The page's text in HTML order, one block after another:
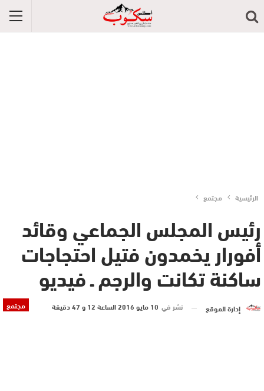
الرئيسية مجتمع
رئيس المجلس الجماعي وقائد
أفورار يخمدون فتيل احتجاجات
ساكنة تكانت والرجم ـ فيديو
مجتمع إدارة الموقع نشر في 10 مايو 2016 الساعة 12 و 47 دقيقة